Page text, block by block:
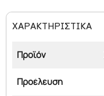
ΧΑΡΑΚΤΗΡΙΣΤΙΚΑ
Προϊόν
Προέλευση